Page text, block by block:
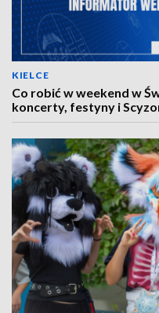
KIELCE
Co robić w weekend w
koncerty, festyny i